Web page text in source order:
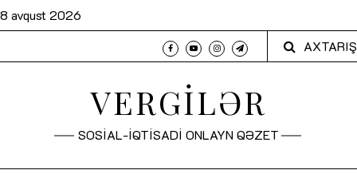
8 avqust 2026
AXTARIŞ
VERGİLƏR
SOSİAL-İQTİSADİ ONLAYN QƏZET